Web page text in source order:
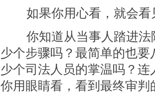
如果你用心看，就会看
你知道从当事人踏进法
少个步骤吗？最简单的也
少个司法人员的掌温吗？
你用眼睛看，看到最终审